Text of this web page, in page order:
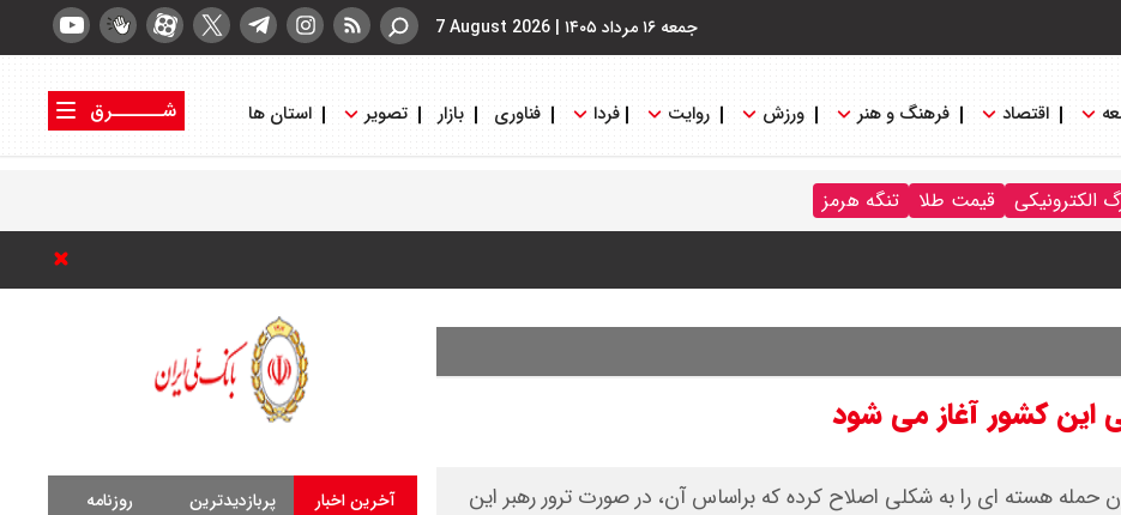
جمعه ۱۶ مرداد ۱۴۰۵ |
7 August 2026
اقتصاد فرهنگ و هنر ورزش روایت فردا فناوری بازار تصویر استان ها
شــــــرق
الکترونیکی قیمت طلا تنگه هرمز
به تنگه هرمز را کلید زدند + جزییات
این کشور آغاز می شود
حمله هسته ای را به شکلی اصلاح کرده که براساس آن، در صورت ترور رهبر این
آخرین اخبار پربازدیدترین روزنامه